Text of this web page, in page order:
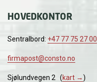
HOVEDKONTOR
Sentralbord: +47 77 75 27 00
firmapost@consto.no
Sjølundvegen 2 (kart →)